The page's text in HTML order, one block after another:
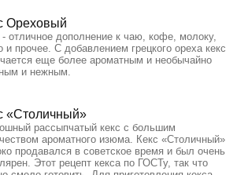
Ореховый
- отличное дополнение к чаю, кофе, молоку,
и прочее. С добавлением грецкого ореха кекс
еще более ароматным и необычайно
и нежным.
«Столичный»
рассыпчатый кекс с большим
ароматного изюма. Кекс «Столичный»
продавался в советское время и был очень
Этот рецепт кекса по ГОСТу, так что